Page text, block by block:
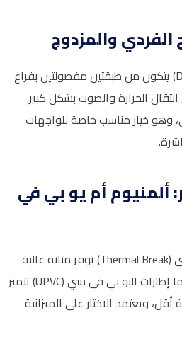
الفردي والمزدوج
الزجاج المزدوج (Double Glazing) يتكون من طبقتين مفصولتين بفراغ
الحرارة والصوت بشكل كبير
وهو خيار مناسب خاصة للواجهات
ألمنيوم أم يو بي في
إطارات الألمنيوم بالقطع الحراري (Thermal Break) توفر متانة عالية
ومقاومة للعوامل الجوية، بينما إطارات اليو بي في سي (UPVC) تتميز
ويعتمد الاختار على الميزانية